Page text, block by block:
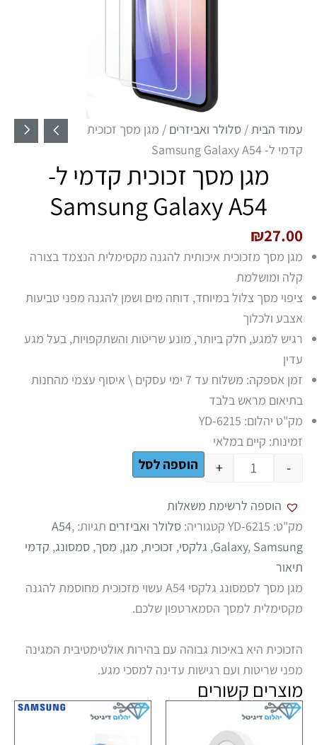
עמוד הבית/ סלולר ואביזרים / מגן מסך זכוכית
קדמי ל- Samsung Galaxy A54
מגן מסך זכוכית קדמי ל-
Samsung Galaxy A54
₪27.00
מגן מסך מזכוכית איכותית להגנה מקסימלית הנצמד בצורה
קלה ומושלמת
ציפוי מסך צלול במיוחד, דוחה מים ושמן להגנה מפני טביעות
אצבע ולכלוך
רגיש למגע, חלק ביותר, מונע שריטות והשתקפויות, בעל מגע
עדין
זמן אספקה: משלוח עד 7 ימי עסקים \ איסוף עצמי מהחנות
בתיאום מראש בלבד
מק"ט יהלום: YD-6215
זמינות: קיים במלאי
-
+ הוספה לסל
הוספה לרשימת משאלות
מק"ט: YD-6215 קטגוריה: סלולר ואביזרים תגיות: A54,
Galaxy, Samsung
, גלקסי, זכוכית, מגן, מסך, סמסונג, קדמי
תיאור
מגן מסך לסמסונג גלקסי A54 עשוי מזכוכית מחוסמת להגנה
מקסימלית למסך הסמארטפון שלכם.
הזכוכית היא באיכות גבוהה עם בהירות אולטימטיבית המגינה
מפני שריטות ועם רגישות עדינה למסכי מגע.
מוצרים קשורים